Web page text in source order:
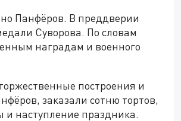
Панфёров. В преддверии
Суворова. По словам
наградам и военного
построения и
заказали сотню тортов,
и наступление праздника.